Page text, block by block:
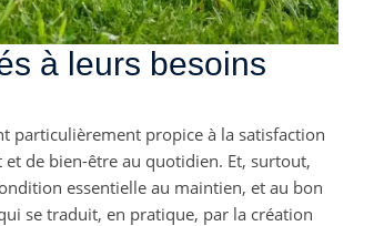
à leurs besoins
particulièrement propice à la satisfaction
de bien-être au quotidien. Et, surtout,
essentielle au maintien, et au bon
se traduit, en pratique, par la création